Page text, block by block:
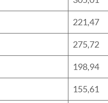
221,47
275,72
198,94
155,61